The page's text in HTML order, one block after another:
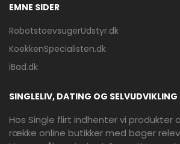
EMNE SIDER
RobotstoevsugerUdstyr.dk
KoekkenSpecialisten.dk
iBad.dk
SINGLELIV, DATING OG SELVUDVIKLING
Hos Single flirt indhenter vi produkter
række online butikker med bøger